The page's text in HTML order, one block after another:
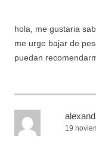
hola, me gustaria
me urge bajar de
puedan
19